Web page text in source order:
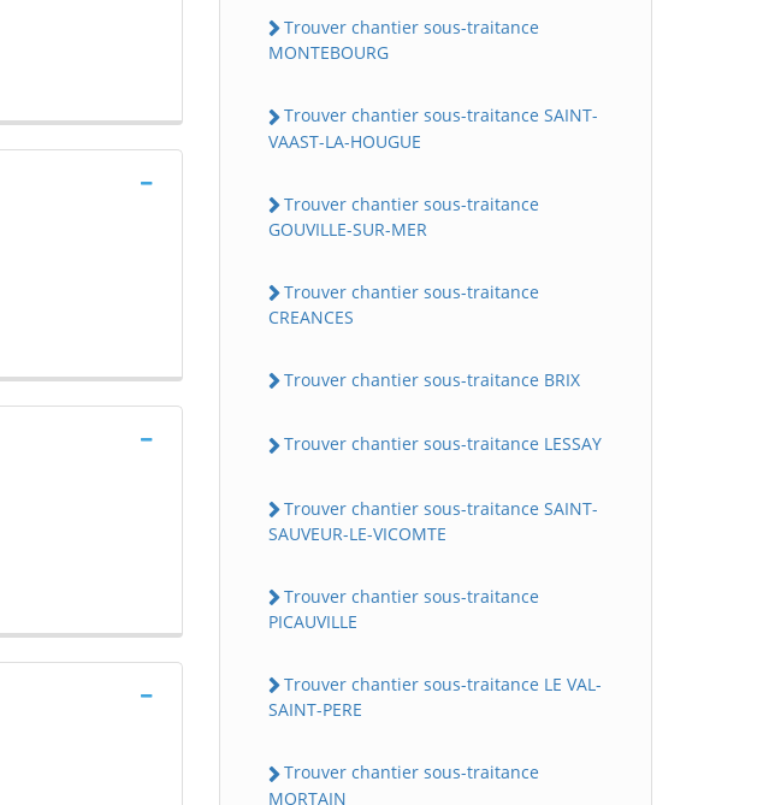
Trouver chantier sous-traitance
MONTEBOURG
Trouver chantier sous-traitance SAINT-
VAAST-LA-HOUGUE
Trouver chantier sous-traitance
GOUVILLE-SUR-MER
Trouver chantier sous-traitance
CREANCES
Trouver chantier sous-traitance BRIX
Trouver chantier sous-traitance LESSAY
Trouver chantier sous-traitance SAINT-
SAUVEUR-LE-VICOMTE
Trouver chantier sous-traitance
PICAUVILLE
Trouver chantier sous-traitance LE VAL-
SAINT-PERE
Trouver chantier sous-traitance
MORTAIN